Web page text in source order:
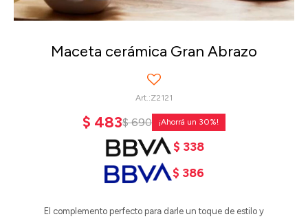
Maceta cerámica Gran Abrazo
Z2121
$ 483$ 690 30
$ 338
$ 386
El complemento perfecto para darle un toque de estilo y